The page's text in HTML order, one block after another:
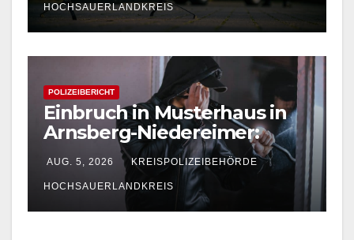
HOCHSAUERLANDKREIS
POLIZEIBERICHT
Einbruch in Musterhaus in
Arnsberg-Niedereimer:
Polizei sucht Zeugen
AUG. 5, 2026 KREISPOLIZEIBEHÖRDE
HOCHSAUERLANDKREIS